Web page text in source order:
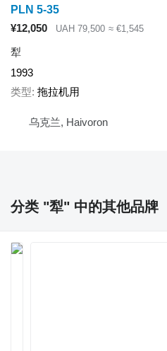
PLN 5-35
¥12,050
UAH 79,500 ≈ €1,545
犁
1993
类型 拖拉机用
乌克兰, Haivoron
分类 "犁" 中的其他品牌